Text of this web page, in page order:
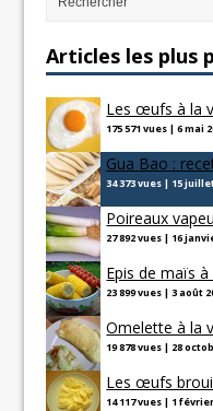
Articles les plus
Les œufs à la
175 571 vues |6 mai
Gua Bao :
34 373 vues | 15
Poireaux
27 892 vues | 16
Epis de maïs à
23 899 vues |3 août
Omelette à la
19 878 vues | 28
Les œufs
14 117 vues | 1